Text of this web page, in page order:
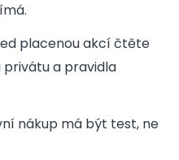
placenou akcí čtěte
privátu a pravidla
nákup má být test, ne